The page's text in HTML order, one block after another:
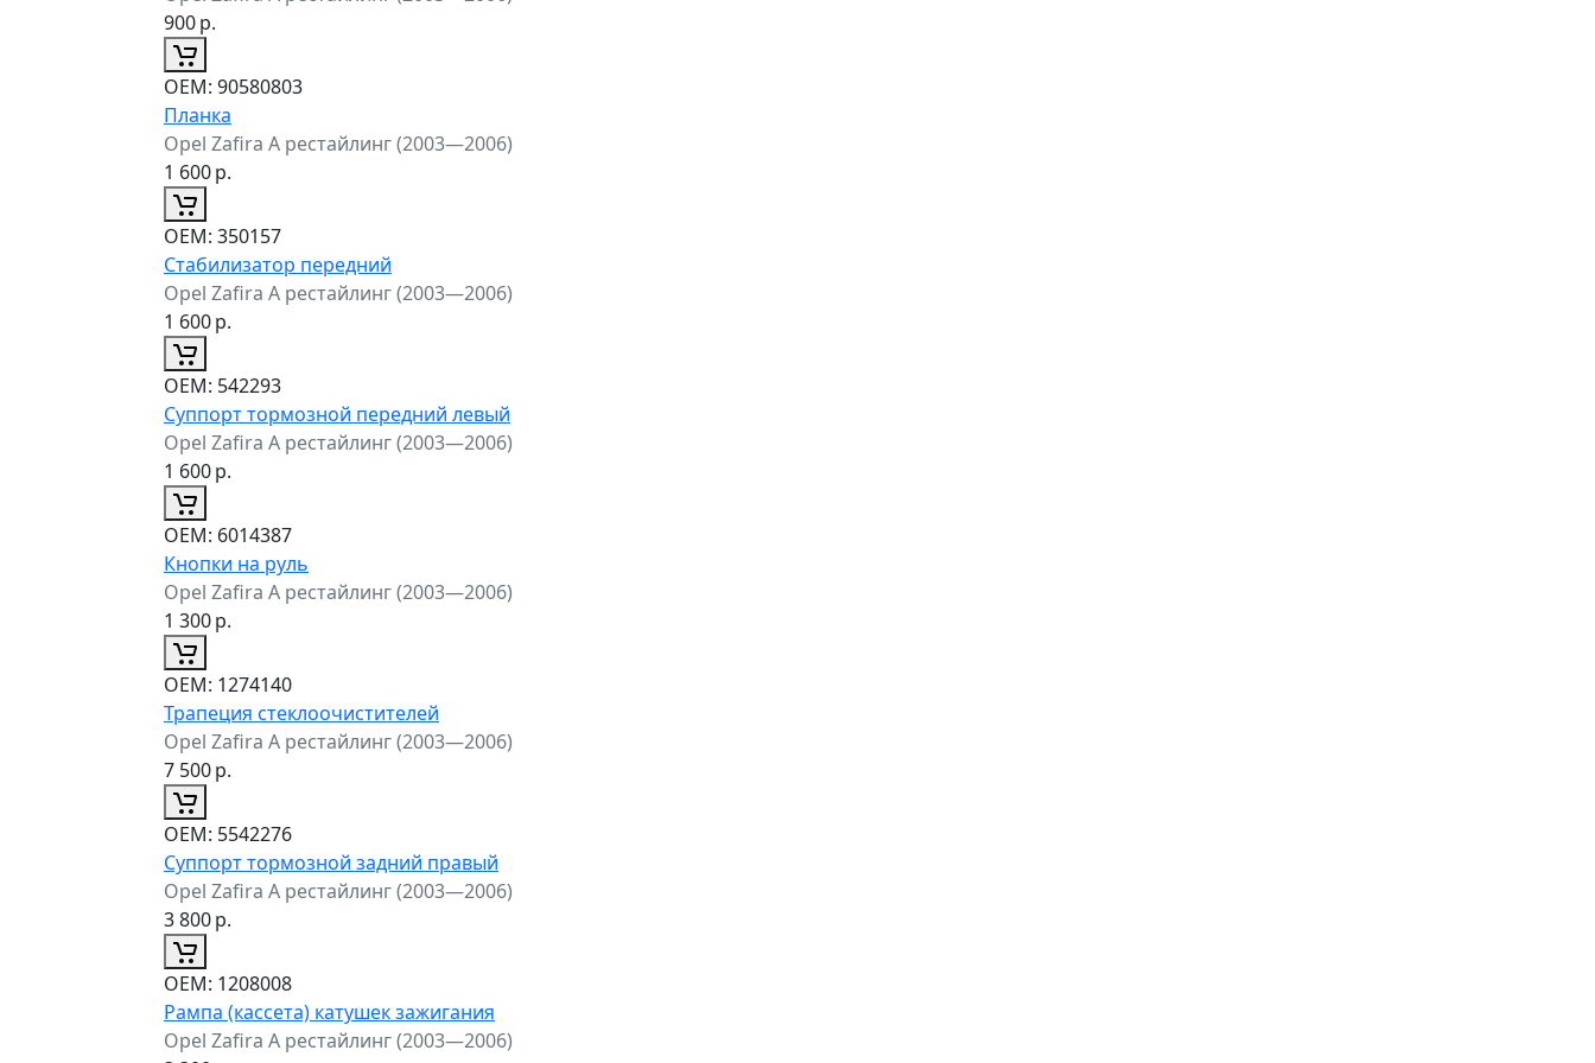
900р.
ОЕМ: 90580803
Планка
Opel Zafira A рестайлинг (2003—2006)
1 600р.
ОЕМ: 350157
Стабилизатор передний
Opel Zafira A рестайлинг (2003—2006)
1 600р.
ОЕМ: 542293
Суппорт тормозной передний левый
Opel Zafira A рестайлинг (2003—2006)
1 600р.
ОЕМ: 6014387
Кнопки на руль
Opel Zafira A рестайлинг (2003—2006)
1 300р.
ОЕМ: 1274140
Трапеция стеклоочистителей
Opel Zafira A рестайлинг (2003—2006)
7 500р.
ОЕМ: 5542276
Суппорт тормозной задний правый
Opel Zafira A рестайлинг (2003—2006)
3 800р.
ОЕМ: 1208008
Рампа (кассета) катушек зажигания
Opel Zafira A рестайлинг (2003—2006)